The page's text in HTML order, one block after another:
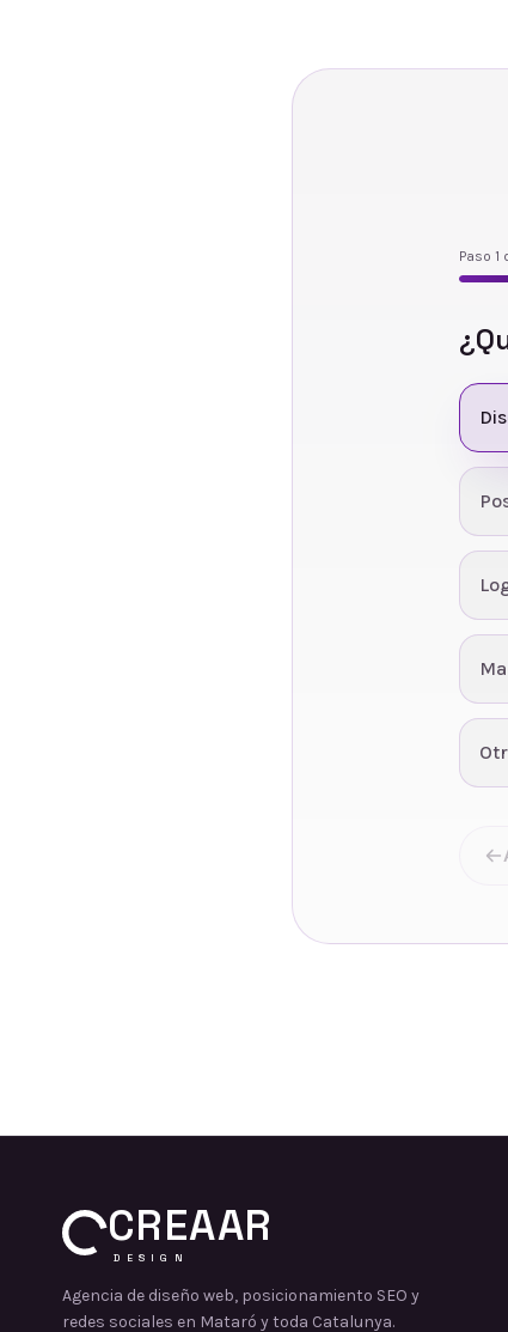
Paso 1
CREAAR
DESIGN
Agencia de diseño web, posicionamiento SEO y
redes sociales en Mataró y toda Catalunya.